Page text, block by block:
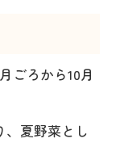
ごろから10月
、夏野菜とし